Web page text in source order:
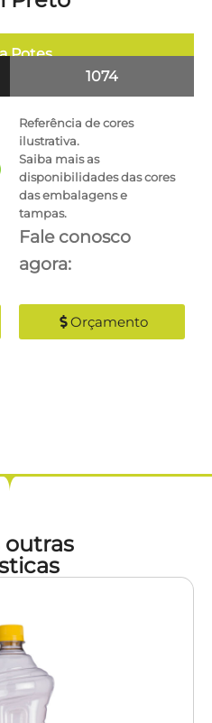
Potes
1074
Referência de cores
ilustrativa.
Saiba mais as
disponibilidades das cores
das embalagens e
tampas.
Fale conosco
agora:
Orçamento
outras